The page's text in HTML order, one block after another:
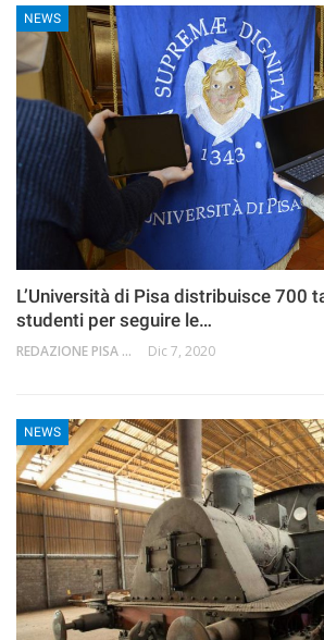
NEWS
L’Università di Pisa distribuisce 700
studenti per seguire le…
REDAZIONE PISA 2.0 Dic 7, 2020
NEWS